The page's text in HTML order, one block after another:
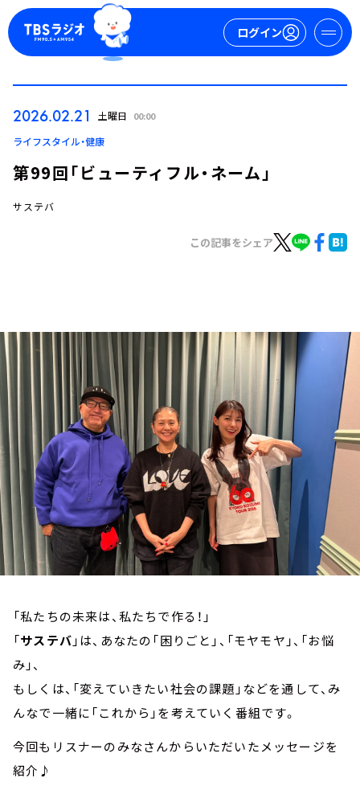
ログイン
ログイン
トピックス
TBS Podcast
お知らせ
イベント・グッズ
YouTube
会社情報
2026.02.21 土曜日 00:00
ライフスタイル・健康
第99回「ビューティフル・ネーム」
サステバ
この記事をシェア
「私たちの未来は、私たちで作る！」
「サステバ 」は、あなたの「困りごと」、「モヤモヤ」、「お悩
み」、
もしくは、「変えていきたい社会の課題」などを通して、み
んなで一緒に「これから」を考えていく番組です。
今回もリスナーのみなさんからいただいたメッセージを
紹介♪